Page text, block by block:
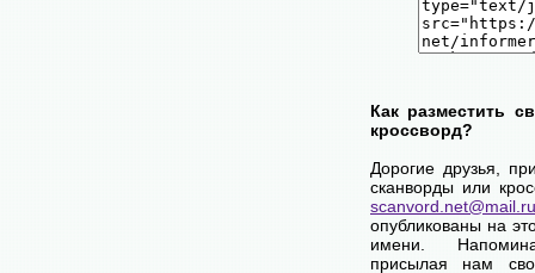
Как разместить
кроссворд?
Дорогие друзья,
сканворды или
scanvord.net@mail.ru
опубликованы на
имени.
присылая нам